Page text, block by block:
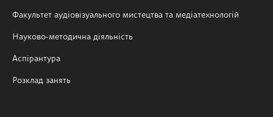
Факультет аудіовізуального мистецтва та медіатехнологій
Науково-методична діяльність
Аспірантура
Розклад занять